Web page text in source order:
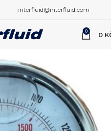
interfluid@interfluid.com
0 0